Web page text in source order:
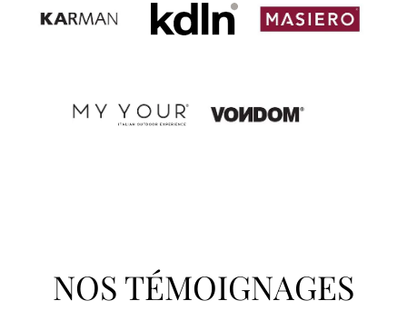
NOS TÉMOIGNAGES